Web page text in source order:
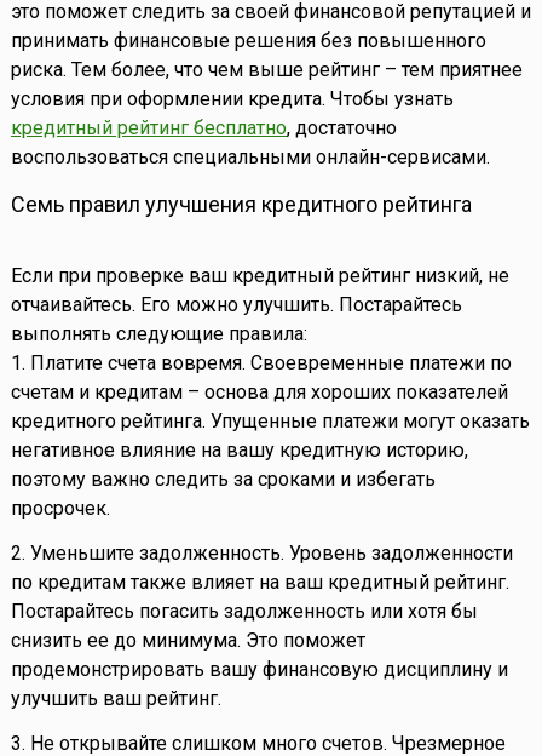
это поможет следить за своей финансовой репутацией и
принимать финансовые решения без повышенного
риска. Тем более, что чем выше рейтинг – тем приятнее
условия при оформлении кредита. Чтобы узнать
кредитный рейтинг бесплатно, достаточно
воспользоваться специальными онлайн-сервисами.
Семь правил улучшения кредитного рейтинга
Если при проверке ваш кредитный рейтинг низкий, не
отчаивайтесь. Его можно улучшить. Постарайтесь
выполнять следующие правила:
1. Платите счета вовремя. Своевременные платежи по
счетам и кредитам – основа для хороших показателей
кредитного рейтинга. Упущенные платежи могут оказать
негативное влияние на вашу кредитную историю,
поэтому важно следить за сроками и избегать
просрочек.
2. Уменьшите задолженность. Уровень задолженности
по кредитам также влияет на ваш кредитный рейтинг.
Постарайтесь погасить задолженность или хотя бы
снизить ее до минимума. Это поможет
продемонстрировать вашу финансовую дисциплину и
улучшить ваш рейтинг.
3. Не открывайте слишком много счетов. Чрезмерное